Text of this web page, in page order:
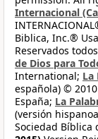
Internacional
Biblica, Inc.®
Reservados
de Dios para
International; La
española) ©
España; La
(versión
Sociedad Bíblica